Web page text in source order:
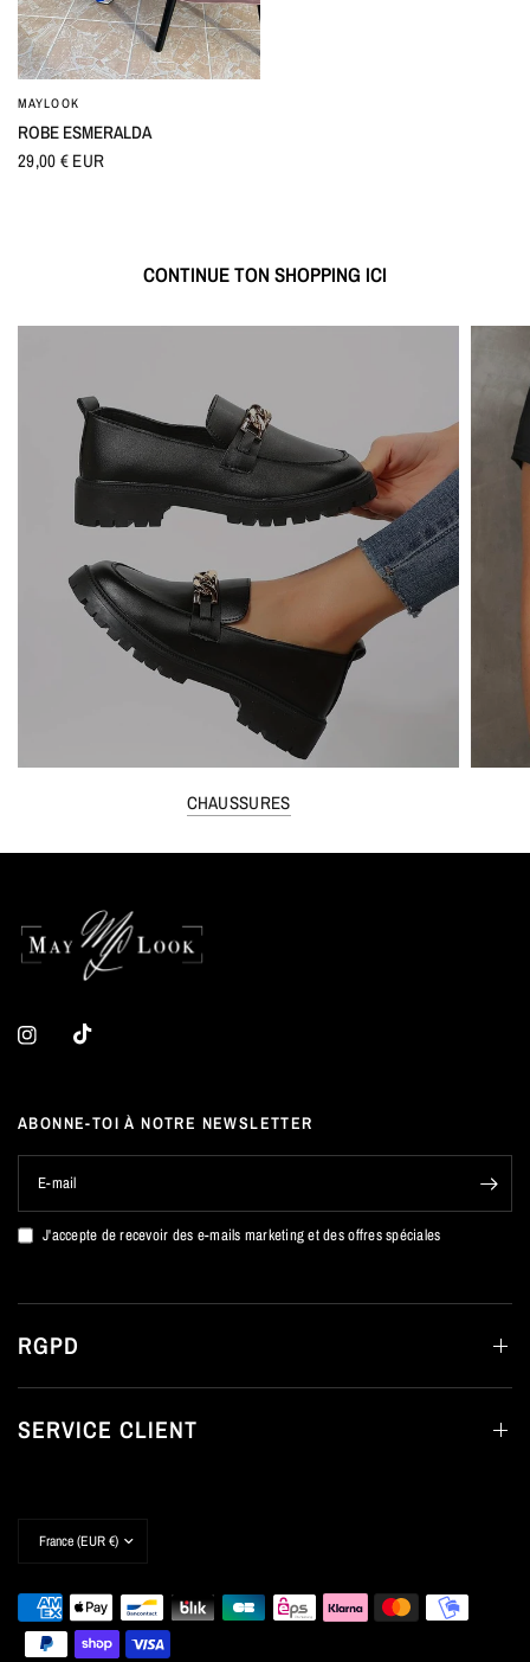
MAYLOOK
ROBE ESMERALDA
29,00 € EUR
CONTINUE TON SHOPPING ICI
CHAUSSURES
ABONNE-TOI À NOTRE NEWSLETTER
E-mail
J'accepte de recevoir des e-mails marketing et des offres spéciales
RGPD
SERVICE CLIENT
le
pays/la
région